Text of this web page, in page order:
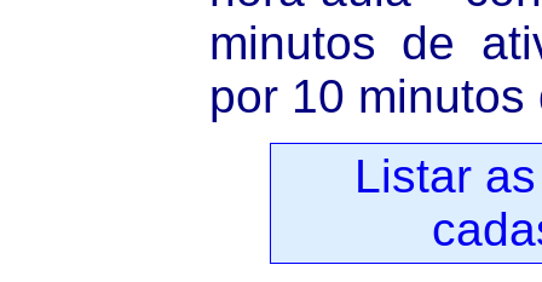
minutos de
por 10
Listar